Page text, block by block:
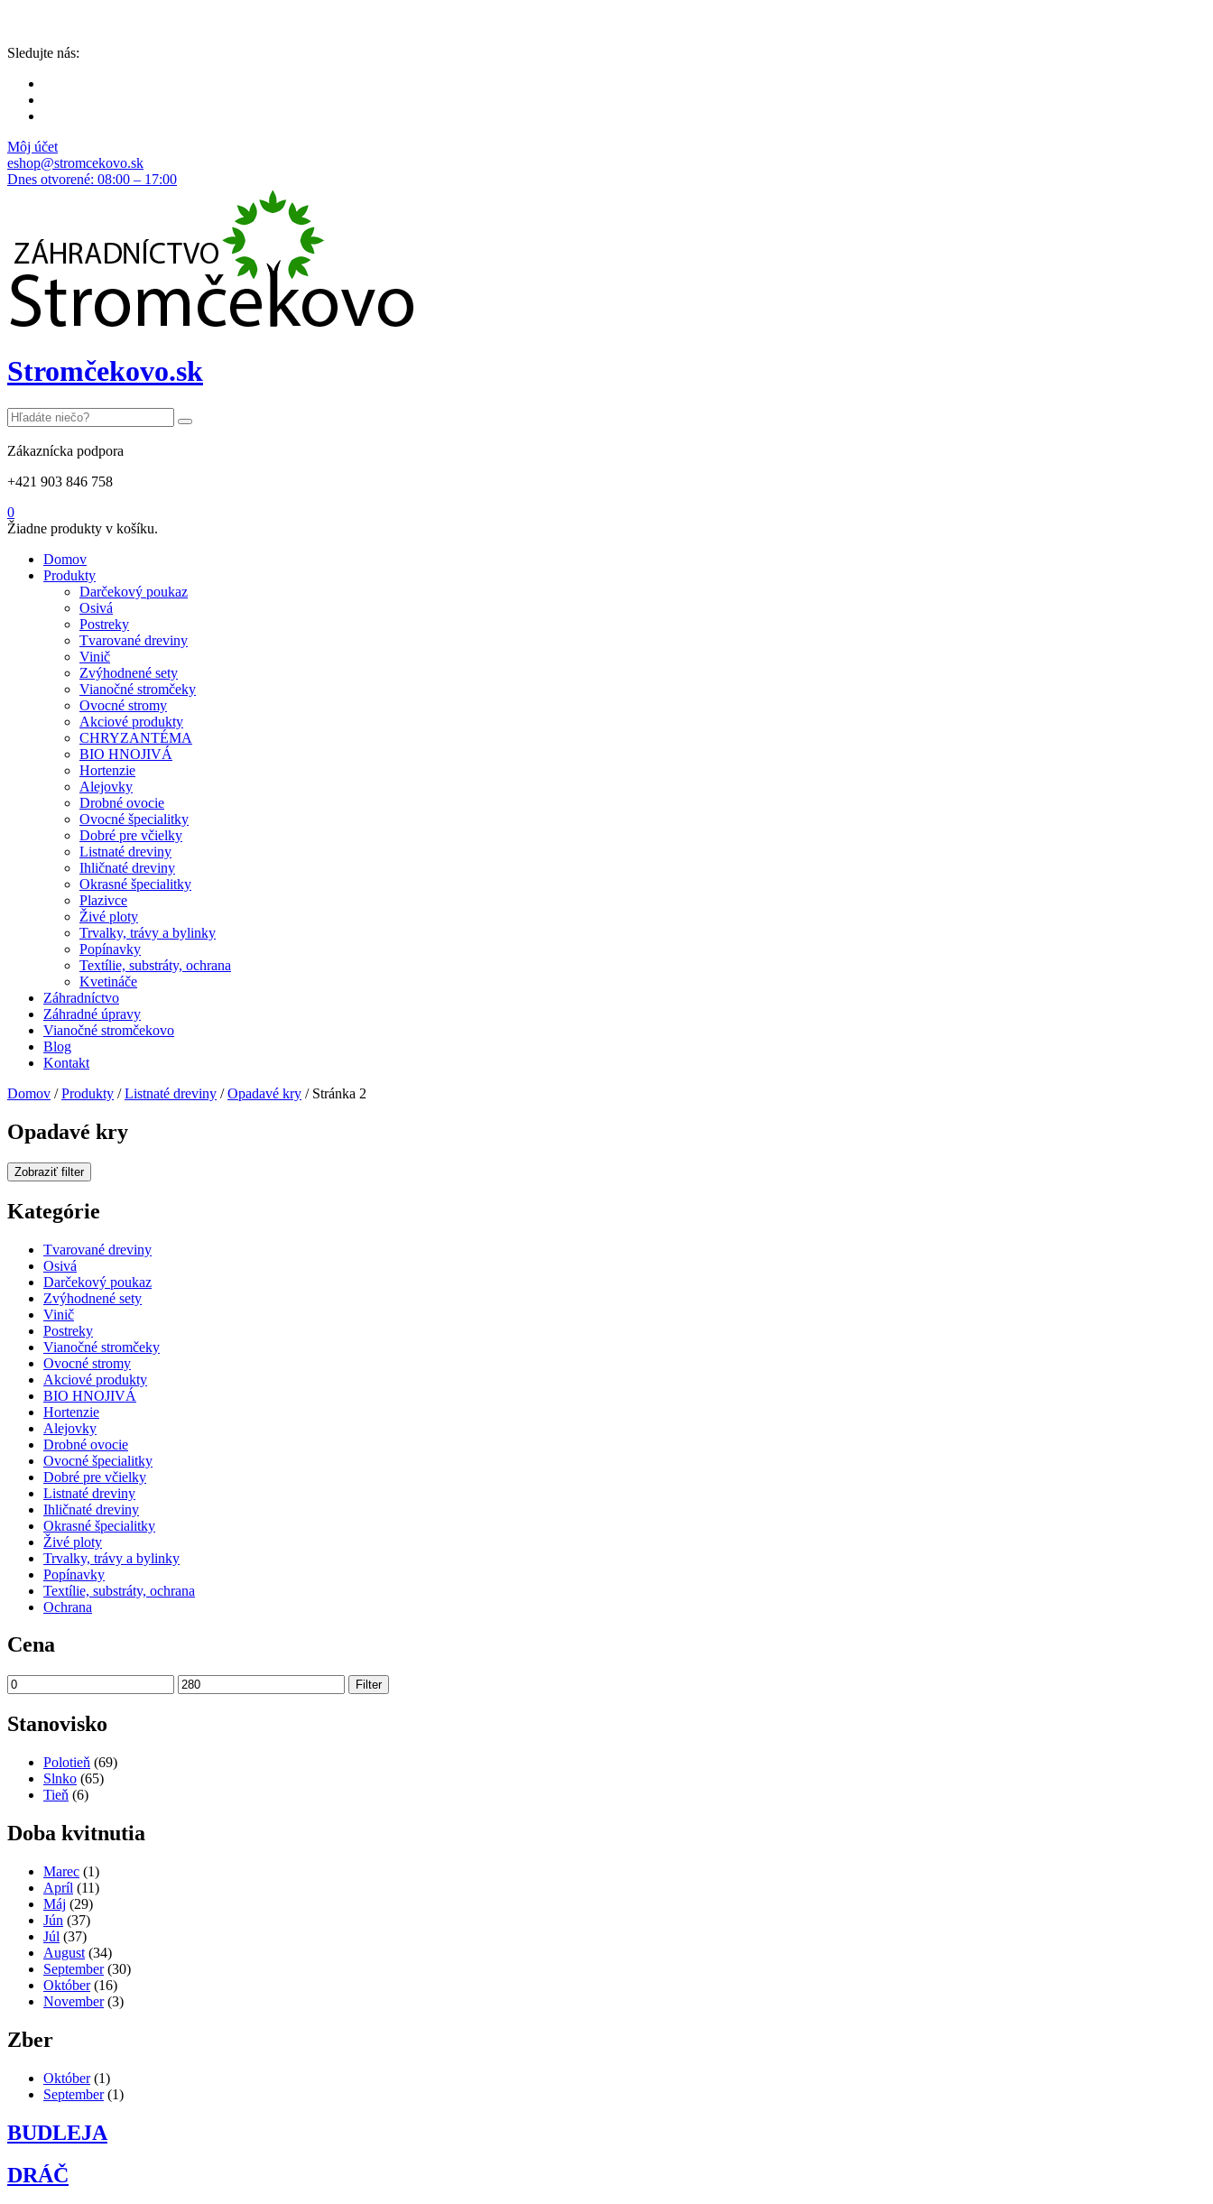
Sledujte nás:
Môj účet
eshop@stromcekovo.sk
Dnes otvorené: 08:00 – 17:00
Stromčekovo.sk
Zákaznícka podpora
+421 903 846 758
0
Žiadne produkty v košíku.
Domov
Produkty
Darčekový poukaz
Osivá
Postreky
Tvarované dreviny
Vinič
Zvýhodnené sety
Vianočné stromčeky
Ovocné stromy
Akciové produkty
CHRYZANTÉMA
BIO HNOJIVÁ
Hortenzie
Alejovky
Drobné ovocie
Ovocné špecialitky
Dobré pre včielky
Listnaté dreviny
Ihličnaté dreviny
Okrasné špecialitky
Plazivce
Živé ploty
Trvalky, trávy a bylinky
Popínavky
Textílie, substráty, ochrana
Kvetináče
Záhradníctvo
Záhradné úpravy
Vianočné stromčekovo
Blog
Kontakt
Domov /Produkty /Listnaté dreviny /Opadavé kry / Stránka 2
Opadavé kry
Zobraziť filter
Kategórie
Tvarované dreviny
Osivá
Darčekový poukaz
Zvýhodnené sety
Vinič
Postreky
Vianočné stromčeky
Ovocné stromy
Akciové produkty
BIO HNOJIVÁ
Hortenzie
Alejovky
Drobné ovocie
Ovocné špecialitky
Dobré pre včielky
Listnaté dreviny
Ihličnaté dreviny
Okrasné špecialitky
Živé ploty
Trvalky, trávy a bylinky
Popínavky
Textílie, substráty, ochrana
Ochrana
Cena
Minimálna
cena
Maximálna
cena
Filter
Stanovisko
Polotieň (69)
Slnko (65)
Tieň (6)
Doba kvitnutia
Marec (1)
Apríl (11)
Máj (29)
Jún (37)
Júl (37)
August (34)
September (30)
Október (16)
November (3)
Zber
Október (1)
September (1)
BUDLEJA
DRÁČ